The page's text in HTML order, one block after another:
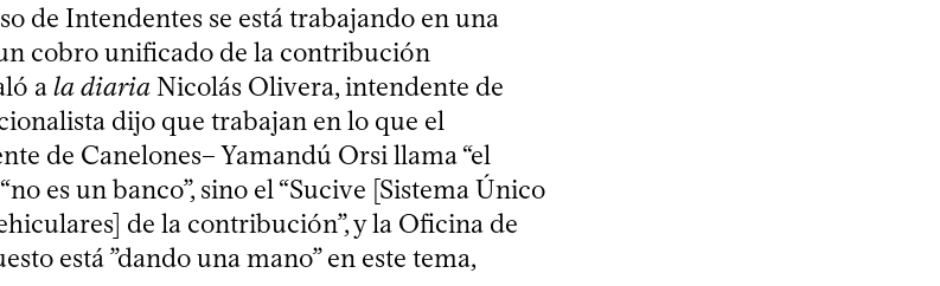
de Intendentes se está trabajando en una
cobro unificado de la contribución
ala diariaNicolás Olivera, intendente de
dijo que trabajan en lo que el
de Canelones– Yamandú Orsi llama “el
es un banco”, sino el “Sucive [Sistema Único
de la contribución”, y la Oficina de
está ”dando una mano” en este tema,